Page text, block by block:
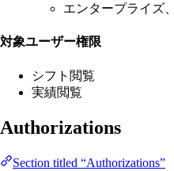
エンタープライズ
対象ユーザー権限
シフト閲覧
実績閲覧
Authorizations
Section titled “Authorizations”